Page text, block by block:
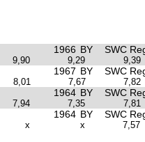
1966 BY SWC
9,90 9,29 9,39
1967 BY SWC
8,01 7,67 7,82
1964 BY SWC
7,94 7,35 7,81
1964 BY SWC
x x 7,57